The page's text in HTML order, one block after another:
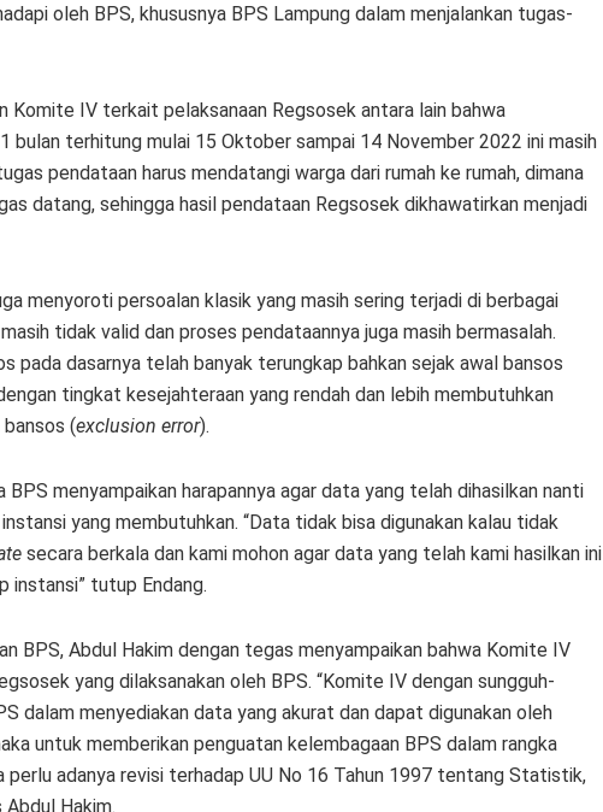
oleh BPS, khususnya BPS Lampung dalam menjalankan tugas-
Komite IV terkait pelaksanaan Regsosek antara lain bahwa
bulan terhitung mulai 15 Oktober sampai 14 November 2022 ini masih
pendataan harus mendatangi warga dari rumah ke rumah, dimana
datang, sehingga hasil pendataan Regsosek dikhawatirkan menjadi
menyoroti persoalan klasik yang masih sering terjadi di berbagai
tidak valid dan proses pendataannya juga masih bermasalah.
pada dasarnya telah banyak terungkap bahkan sejak awal bansos
tingkat kesejahteraan yang rendah dan lebih membutuhkan
(exclusion error).
menyampaikan harapannya agar data yang telah dihasilkan nanti
yang membutuhkan. “Data tidak bisa digunakan kalau tidak
secara berkala dan kami mohon agar data yang telah kami hasilkan ini
instansi” tutup Endang.
BPS, Abdul Hakim dengan tegas menyampaikan bahwa Komite IV
yang dilaksanakan oleh BPS. “Komite IV dengan sungguh-
dalam menyediakan data yang akurat dan dapat digunakan oleh
untuk memberikan penguatan kelembagaan BPS dalam rangka
perlu adanya revisi terhadap UU No 16 Tahun 1997 tentang Statistik,
Abdul Hakim.